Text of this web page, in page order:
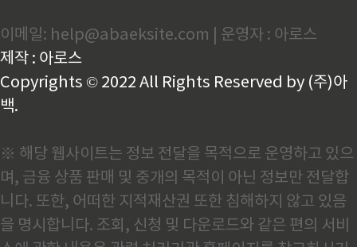
이메일: help@abaeksite.com | 운영자 : 아로스
제작 : 아로스
Copyrights © 2022 All Rights Reserved by (주)아
백.
※ 해당 웹사이트는 정보 전달을 목적으로 운영하고 있으
며, 금융 상품 판매 및 중개의 목적이 아닌 정보만 전달합
니다. 또한, 어떠한 지적재산권 또한 침해하지 않고 있음
을 명시합니다. 조회, 신청 및 다운로드와 같은 편의 서비